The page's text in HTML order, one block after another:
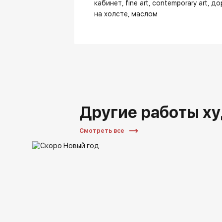
кабинет fine art contemporary art
на холсте маслом
Другие работы
Смотреть все